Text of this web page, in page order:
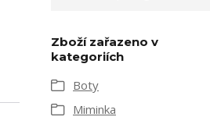
Zboží zařazeno v
kategoriích
Boty
Miminka